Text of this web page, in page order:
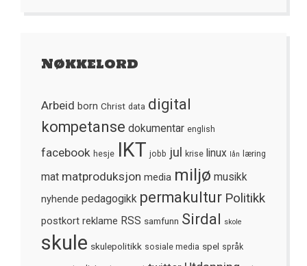
Nøkkelord
Arbeid born Christ data digital
kompetanse dokumentar english
facebook hesje IKT jobb jul krise linux lån læring
mat matproduksjon media miljø musikk
nyhende pedagogikk permakultur Politikk
postkort reklame RSS samfunn Sirdal skole
skule skulepolitikk sosiale media spel språk